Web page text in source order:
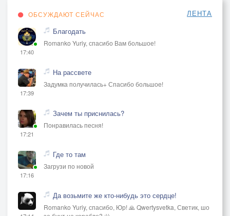
ОБСУЖДАЮТ СЕЙЧАС ЛЕНТА
17:40
Благодать
Romanko Yuriy, спасибо Вам большое!
17:39
На рассвете
Задумка получилась+ Спасибо большое!
17:21
Зачем ты приснилась?
Понравилась песня!
17:16
Где то там
Загрузи по новой
Да возьмите же кто-нибудь это сердце!
Romanko Yuriy, спасибо, Юр! 🙏 Qwertysvetka, Светик, шо